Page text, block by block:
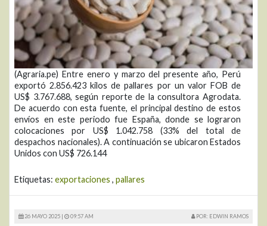
(Agraria.pe) Entre enero y marzo del presente año, Perú
exportó 2.856.423 kilos de pallares por un valor FOB de
US$ 3.767.688, según reporte de la consultora Agrodata.
De acuerdo con esta fuente, el principal destino de estos
envíos en este periodo fue España, donde se lograron
colocaciones por US$ 1.042.758 (33% del total de
despachos nacionales). A continuación se ubicaron Estados
Unidos con US$ 726.144
Etiquetas: exportaciones , pallares
26 MAYO 2025 | 09:57 AM POR: EDWIN RAMOS